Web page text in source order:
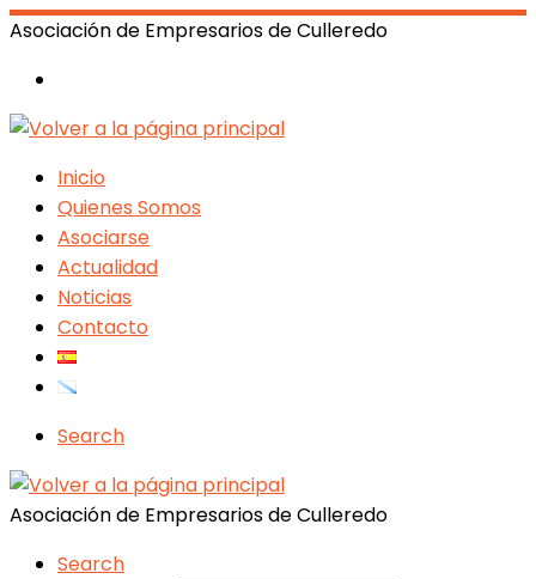
Asociación de Empresarios de Culleredo
Inicio
Quienes Somos
Asociarse
Actualidad
Noticias
Contacto
Search
Asociación de Empresarios de Culleredo
Search